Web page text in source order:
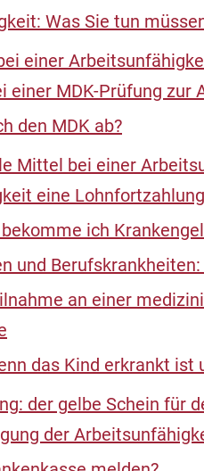
Was Sie tun
einer
einer MDK-Prüfung zur
den MDK ab?
Mittel bei einer
eine
ich
und
an einer
das Kind erkrankt ist
der gelbe Schein für
der